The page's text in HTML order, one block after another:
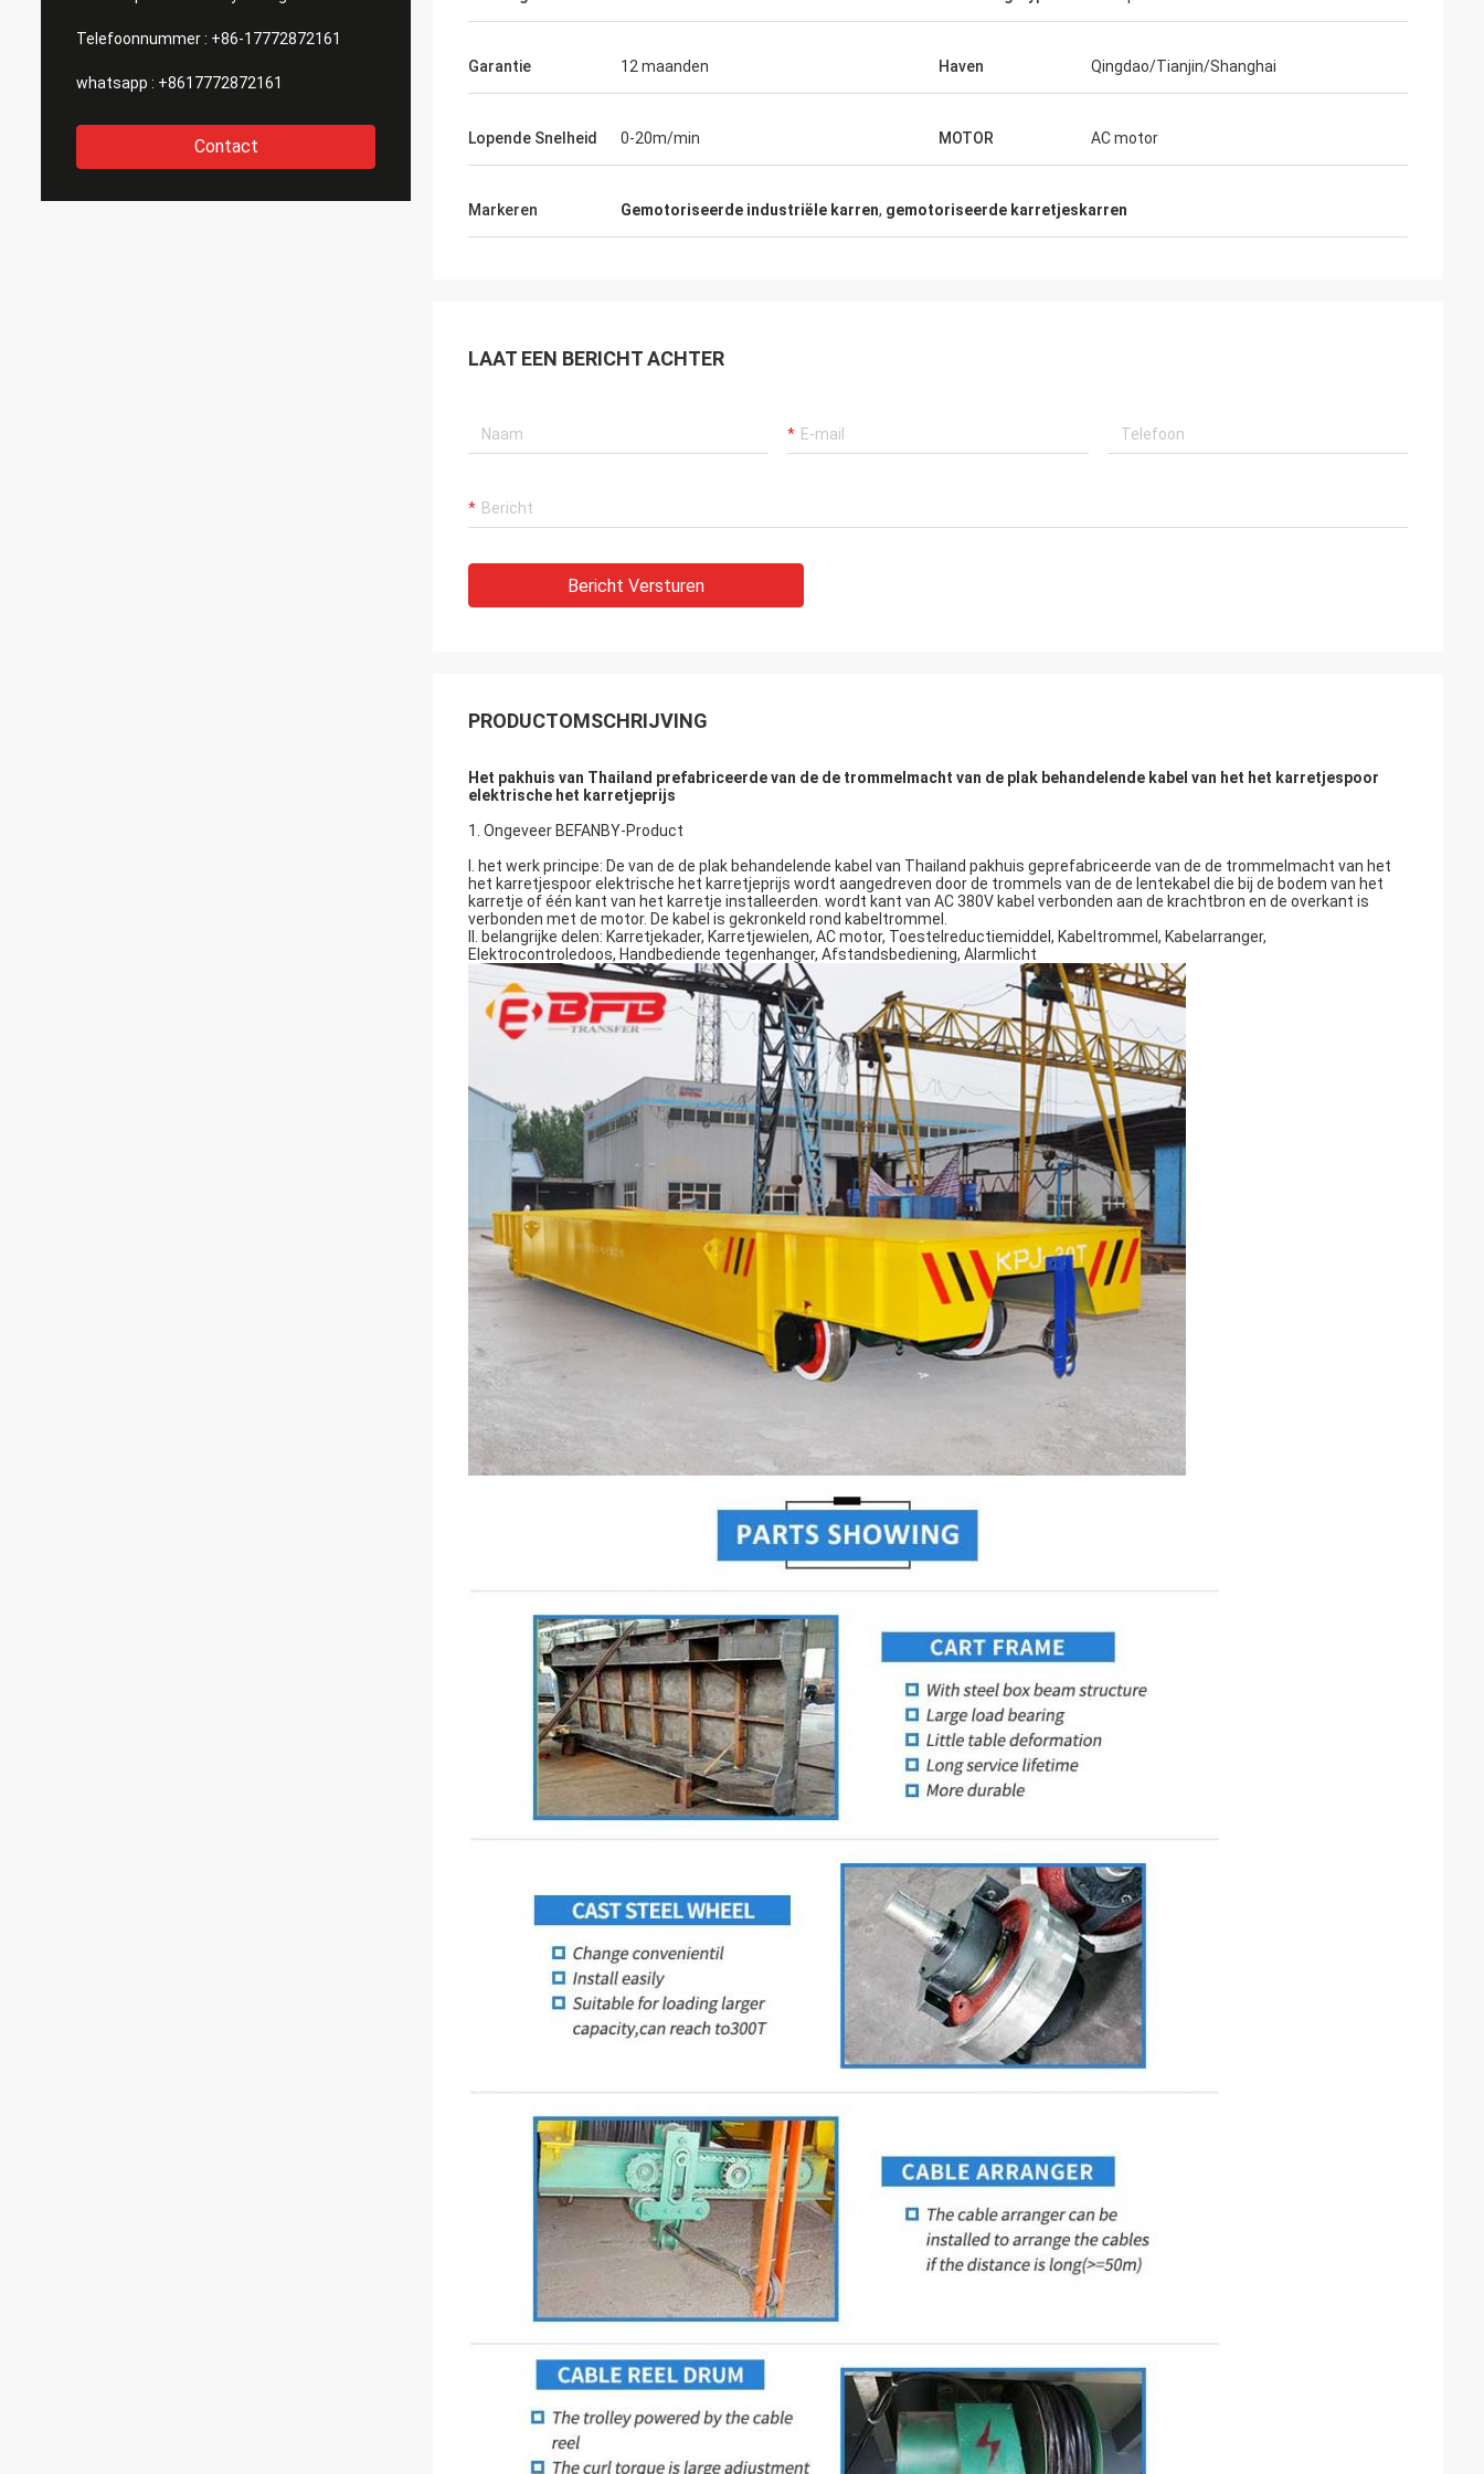
Telefoonnummer : +86-17772872161
whatsapp : +8617772872161
Contact
Garantie 12 maanden Haven Qingdao/Tianjin/Shanghai
Lopende Snelheid 0-20m/min MOTOR AC motor
Markeren Gemotoriseerde industriële karren, gemotoriseerde karretjeskarren
LAAT EEN BERICHT ACHTER
Bericht Versturen
PRODUCTOMSCHRIJVING
Het pakhuis van Thailand prefabriceerde van de de trommelmacht van de plak behandelende kabel van het het karretjespoor
elektrische het karretjeprijs
1. Ongeveer BEFANBY-Product
I. het werk principe: De van de de plak behandelende kabel van Thailand pakhuis geprefabriceerde van de de trommelmacht van het
het karretjespoor elektrische het karretjeprijs wordt aangedreven door de trommels van de de lentekabel die bij de bodem van het
karretje of één kant van het karretje installeerden. wordt kant van AC 380V kabel verbonden aan de krachtbron en de overkant is
verbonden met de motor. De kabel is gekronkeld rond kabeltrommel.
II. belangrijke delen: Karretjekader, Karretjewielen, AC motor, Toestelreductiemiddel, Kabeltrommel, Kabelarranger,
Elektrocontroledoos, Handbediende tegenhanger, Afstandsbediening, Alarmlicht